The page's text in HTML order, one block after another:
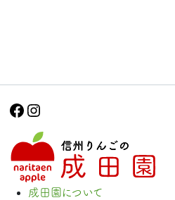
Facebook
Instagram
成田園について